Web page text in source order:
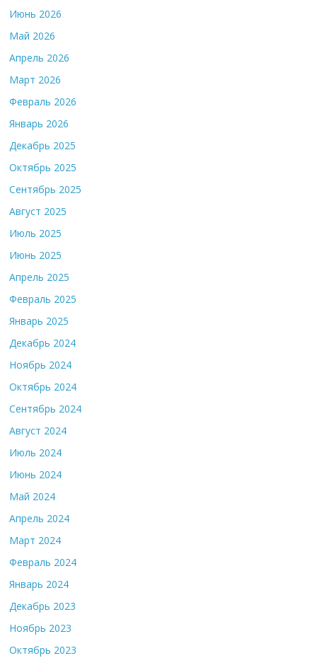
Июнь 2026
Май 2026
Апрель 2026
Март 2026
Февраль 2026
Январь 2026
Декабрь 2025
Октябрь 2025
Сентябрь 2025
Август 2025
Июль 2025
Июнь 2025
Апрель 2025
Февраль 2025
Январь 2025
Декабрь 2024
Ноябрь 2024
Октябрь 2024
Сентябрь 2024
Август 2024
Июль 2024
Июнь 2024
Май 2024
Апрель 2024
Март 2024
Февраль 2024
Январь 2024
Декабрь 2023
Ноябрь 2023
Октябрь 2023